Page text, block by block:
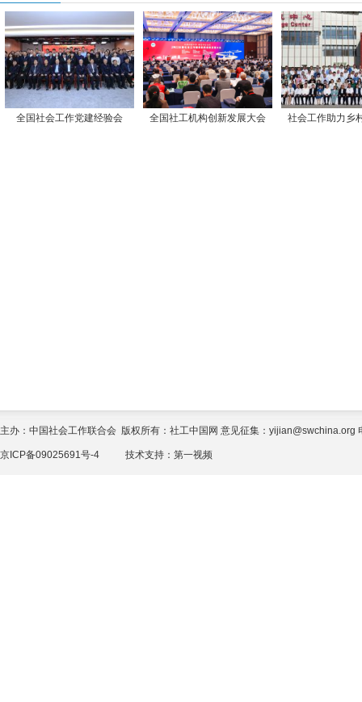
全国社会工作党建经验会 全国社工机构创新发展大会 社会工作助力乡
主办：中国社会工作联合会 版权所有：社工中国网 意见征集：yijian@swchina.org
京ICP备09025691号-4 技术支持： 第一视频